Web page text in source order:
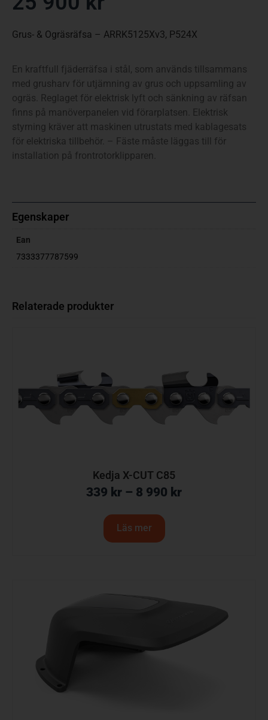
Grus- & Ogräsräfsa – ARRK5125Xv3, P524X
En kraftfull fjäderräfsa i stål, som används tillsammans
med grusharv för utjämning av grus och uppsamling av
ogräs. Reglaget för elektrisk lyft och sänkning av räfsan
finns på manöverpanelen vid förarplatsen. Elektrisk
styrning kräver att maskinen utrustats med kablagesats
för elektriska tillbehör. – Fäste måste läggas till för
installation på frontrotorklipparen.
Egenskaper
Ean
7333377787599
Relaterade produkter
Kedja X-CUT C85
339 kr – 8 990 kr
Läs mer